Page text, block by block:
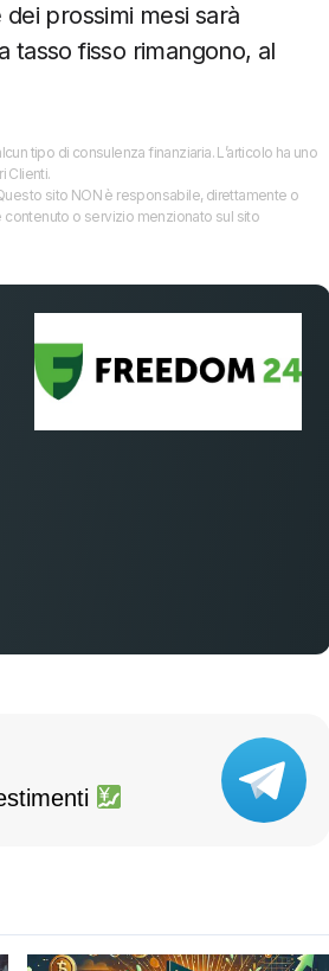
prossimi mesi sarà
tasso fisso rimangono, al
tipo di consulenza finanziaria. L’articolo ha uno
Clienti.
sito NON è responsabile, direttamente o
contenuto o servizio menzionato sul sito